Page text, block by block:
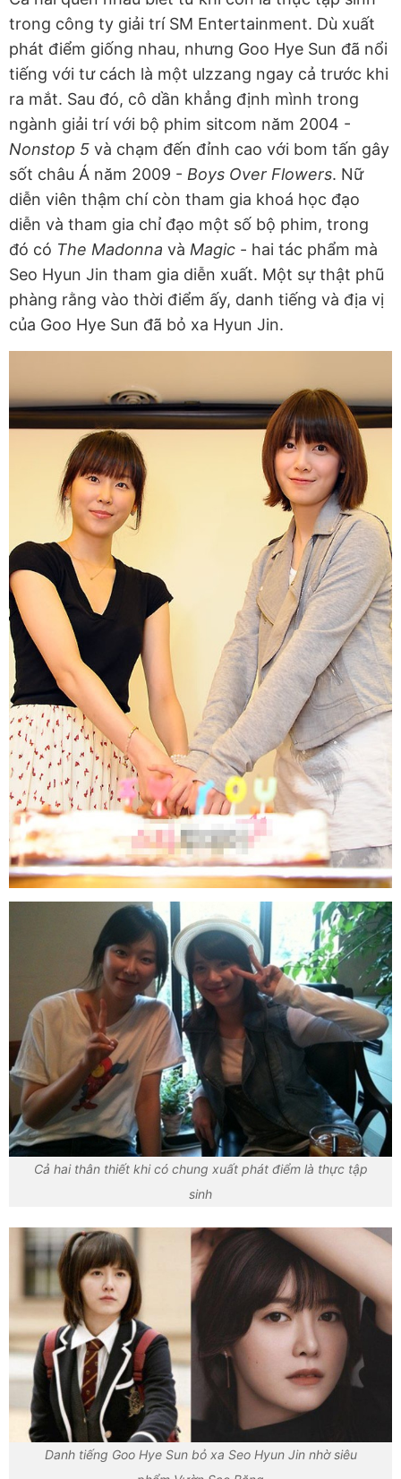
trong công ty giải trí SM Entertainment. Dù xuất
phát điểm giống nhau, nhưng Goo Hye Sun đã nổi
tiếng với tư cách là một ulzzang ngay cả trước khi
ra mắt. Sau đó, cô dần khẳng định mình trong
ngành giải trí với bộ phim sitcom năm 2004 -
Nonstop 5 và chạm đến đỉnh cao với bom tấn gây
sốt châu Á năm 2009 - Boys Over Flowers. Nữ
diễn viên thậm chí còn tham gia khoá học đạo
diễn và tham gia chỉ đạo một số bộ phim, trong
đó có The Madonna và Magic - hai tác phẩm mà
Seo Hyun Jin tham gia diễn xuất. Một sự thật phũ
phàng rằng vào thời điểm ấy, danh tiếng và địa vị
của Goo Hye Sun đã bỏ xa Hyun Jin.
Cả hai thân thiết khi có chung xuất phát điểm là thực tập
sinh
Danh tiếng Goo Hye Sun bỏ xa Seo Hyun Jin nhờ siêu